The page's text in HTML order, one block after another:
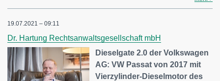
19.07.2021 – 09:11
Dr. Hartung Rechtsanwaltsgesellschaft mbH
Dieselgate 2.0 der Volkswagen
AG: VW Passat von 2017 mit
Vierzylinder-Dieselmotor des